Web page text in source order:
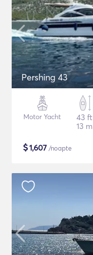
Pershing 43
Motor Yacht
43 ft
13 m
$1,607 /noapte